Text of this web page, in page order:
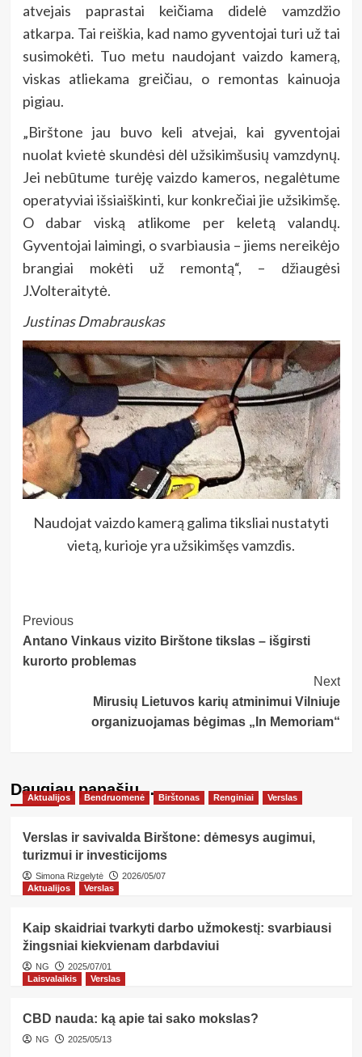
atvejais paprastai keičiama didelė vamzdžio
atkarpa. Tai reiškia, kad namo gyventojai turi už tai
susimokėti. Tuo metu naudojant vaizdo kamerą,
viskas atliekama greičiau, o remontas kainuoja
pigiau.
„Birštone jau buvo keli atvejai, kai gyventojai
nuolat kvietė skundėsi dėl užsikimšusių vamzdynų.
Jei nebūtume turėję vaizdo kameros, negalėtume
operatyviai išsiaiškinti, kur konkrečiai jie užsikimšę.
O dabar viską atlikome per keletą valandų.
Gyventojai laimingi, o svarbiausia – jiems nereikėjo
brangiai mokėti už remontą“, – džiaugėsi
J.Volteraitytė.
Justinas Dmabrauskas
Naudojat vaizdo kamerą galima tiksliai nustatyti
vietą, kurioje yra užsikimšęs vamzdis.
Post
Navigation
Previous
Antano Vinkaus vizito Birštone tikslas – išgirsti
kurorto problemas
Next
Mirusių Lietuvos karių atminimui Vilniuje
organizuojamas bėgimas „In Memoriam“
Daugiau panašių…
Aktualijos Bendruomenė Birštonas Renginiai Verslas
Verslas ir savivalda Birštone: dėmesys augimui,
turizmui ir investicijoms
Simona Rizgelytė
2026/05/07
Aktualijos
Verslas
Kaip skaidriai tvarkyti darbo užmokestį: svarbiausi
žingsniai kiekvienam darbdaviui
NG
2025/07/01
Laisvalaikis
Verslas
CBD nauda: ką apie tai sako mokslas?
NG 2025/05/13